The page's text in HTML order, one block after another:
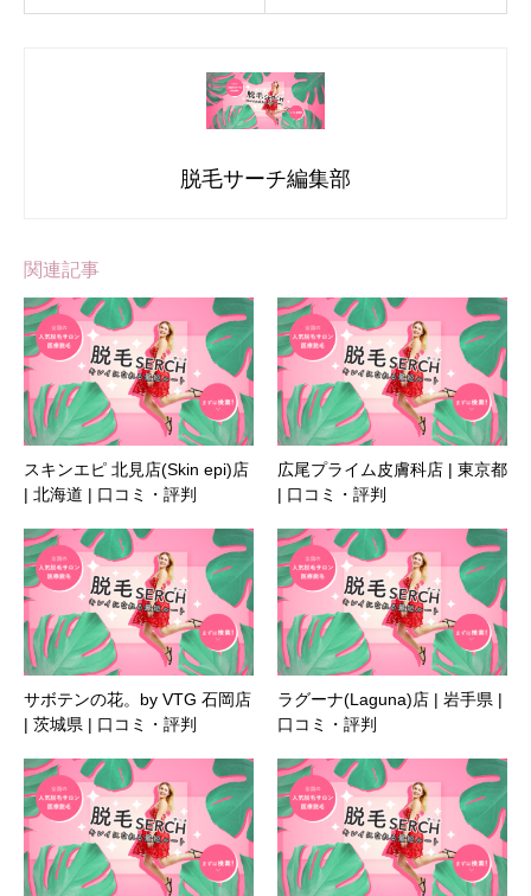
脱毛サーチ編集部
関連記事
スキンエピ 北見店(Skin epi)店
| 北海道 | 口コミ・評判
広尾プライム皮膚科店 | 東京都
| 口コミ・評判
サボテンの花。by VTG 石岡店
| 茨城県 | 口コミ・評判
ラグーナ(Laguna)店 | 岩手県 |
口コミ・評判